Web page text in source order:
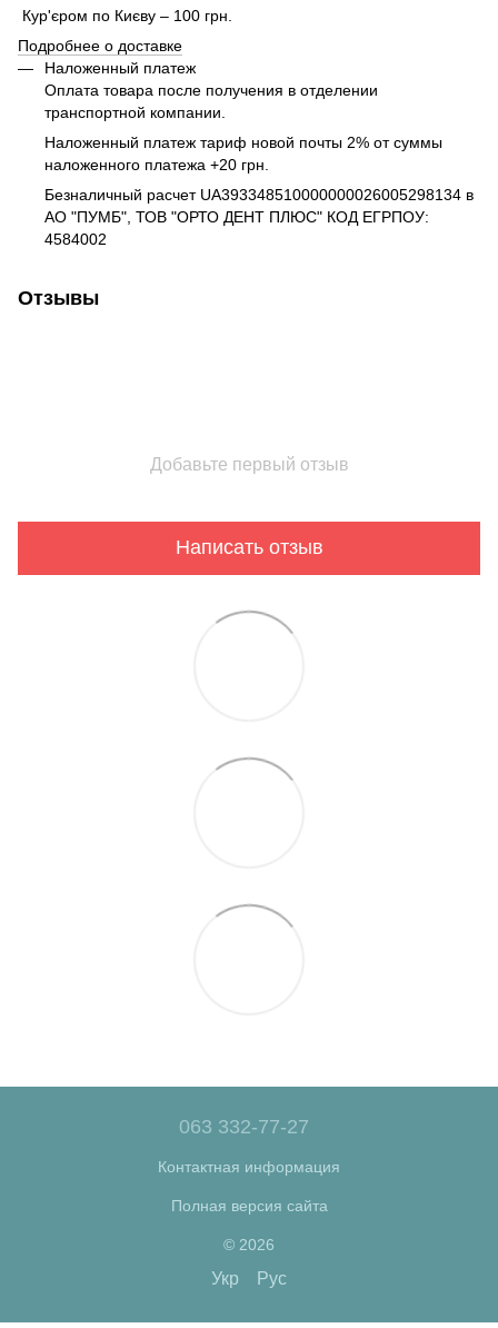
Кур'єром по Києву – 100 грн.
Подробнее о доставке
Наложенный платеж
Оплата товара после получения в отделении
транспортной компании.
Наложенный платеж тариф новой почты 2% от суммы
наложенного платежа +20 грн.
Безналичный расчет UA393348510000000026005298134 в
АО "ПУМБ", ТОВ "ОРТО ДЕНТ ПЛЮС" КОД ЕГРПОУ:
4584002
Отзывы
Добавьте первый отзыв
Написать отзыв
063 332-77-27
Контактная информация
Полная версия сайта
© 2026
Укр Рус